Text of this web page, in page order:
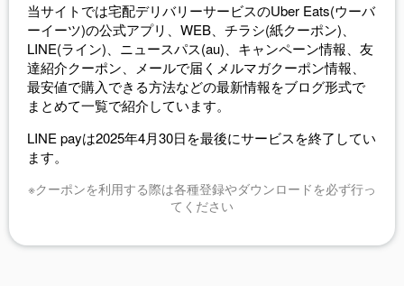
当サイトでは宅配デリバリーサービスのUber Eats(ウーバ
ーイーツ)の公式アプリ、WEB、チラシ(紙クーポン)、
LINE(ライン)、ニュースパス(au)、キャンペーン情報、友
達紹介クーポン、メールで届くメルマガクーポン情報、
最安値で購入できる方法などの最新情報をブログ形式で
まとめて一覧で紹介しています。
LINE payは2025年4月30日を最後にサービスを終了してい
ます。
※クーポンを利用する際は各種登録やダウンロードを必ず行っ
てください